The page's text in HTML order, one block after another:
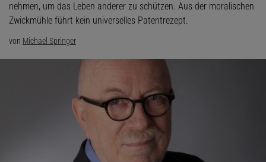
nehmen, um das Leben anderer zu schützen. Aus der moralischen
Zwickmühle führt kein universelles Patentrezept.
von Michael Springer